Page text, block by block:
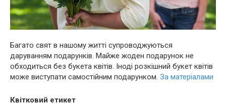
Багато свят в нашому житті супроводжуються
даруванням подарунків. Майже жоден подарунок не
обходиться без букета квітів. Іноді розкішний букет квітів
може виступати самостійним подарунком. За матеріалами
Квітковий етикет